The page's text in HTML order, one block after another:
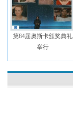
第84届奥斯卡颁奖典礼
举行